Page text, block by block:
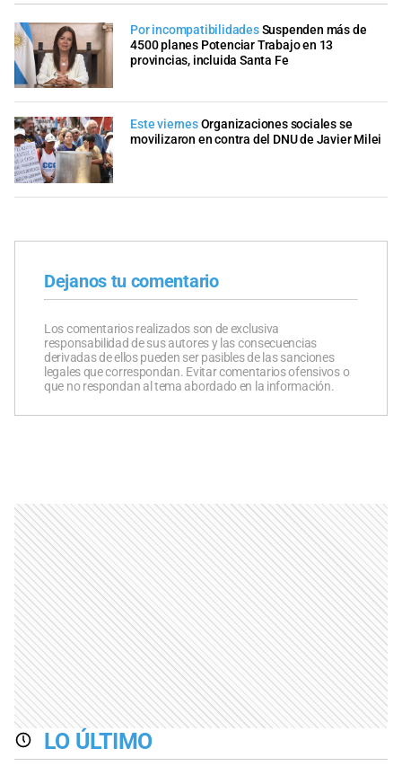
Por incompatibilidadesSuspenden más de
4500 planes Potenciar Trabajo en 13
provincias, incluida Santa Fe
Este viernesOrganizaciones sociales se
movilizaron en contra del DNU de Javier Milei
Dejanos tu comentario
Los comentarios realizados son de exclusiva
responsabilidad de sus autores y las consecuencias
derivadas de ellos pueden ser pasibles de las sanciones
legales que correspondan. Evitar comentarios ofensivos o
que no respondan al tema abordado en la información.
LO ÚLTIMO